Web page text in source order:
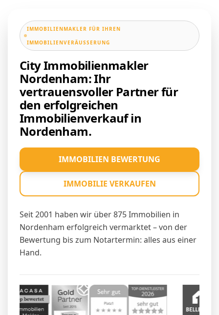
IMMOBILIENMAKLER FÜR IHREN
IMMOBILIENVERÄUSSERUNG
City Immobilienmakler
Nordenham: Ihr
vertrauensvoller Partner für
den erfolgreichen
Immobilienverkauf in
Nordenham.
Seit 2001 haben wir über 875 Immobilien in
Nordenham erfolgreich vermarktet – von der
Bewertung bis zum Notartermin: alles aus einer
Hand.
IMMOBILIEN BEWERTUNG
IMMOBILIE VERKAUFEN